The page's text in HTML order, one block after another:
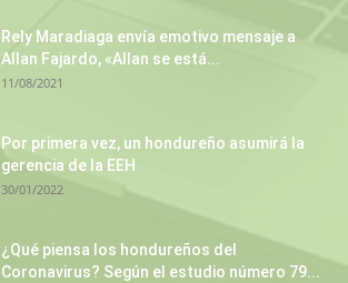
Rely Maradiaga envía emotivo mensaje a
Allan Fajardo, «Allan se está...
11/08/2021
Por primera vez, un hondureño asumirá la
gerencia de la EEH
30/01/2022
¿Qué piensa los hondureños del
Coronavirus? Según el estudio número 79...